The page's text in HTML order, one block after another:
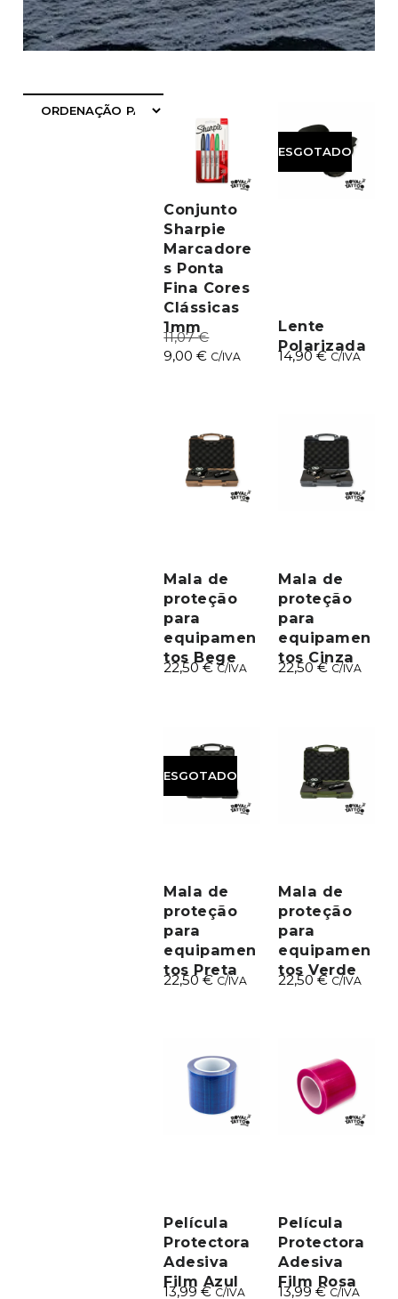
FILTRAR
Conjunto
Sharpie
Marcadore
s Ponta
Fina Cores
Clássicas
1mm
11,07€
9,00€ C/IVA
ESGOTADO
Lente
Polarizada
14,90€ C/IVA
Mala de
proteção
para
equipamen
tos Bege
22,50€ C/IVA
Mala de
proteção
para
equipamen
tos Cinza
22,50€ C/IVA
ESGOTADO
Mala de
proteção
para
equipamen
tos Preta
22,50€ C/IVA
Mala de
proteção
para
equipamen
tos Verde
22,50€ C/IVA
Película
Protectora
Adesiva
Film Azul
13,99€ C/IVA
Película
Protectora
Adesiva
Film Rosa
13,99€ C/IVA